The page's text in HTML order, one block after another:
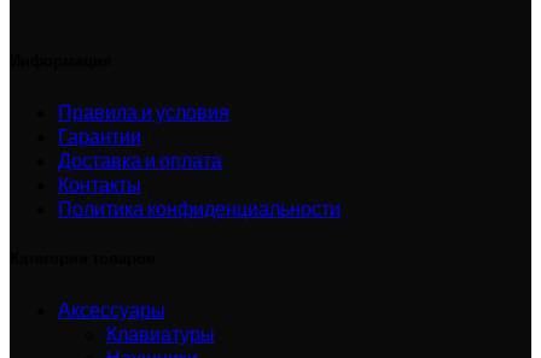
Правила и условия
Гарантии
Доставка и оплата
Контакты
Политика конфиденциальности
Аксессуары
Клавиатуры